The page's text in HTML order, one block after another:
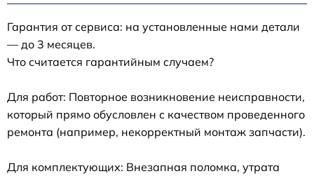
Гарантия от сервиса: на установленные нами детали
— до 3 месяцев.
Что считается гарантийным случаем?
Для работ: Повторное возникновение неисправности,
который прямо обусловлен с качеством проведенного
ремонта (например, некорректный монтаж запчасти).
Для комплектующих: Внезапная поломка, утрата